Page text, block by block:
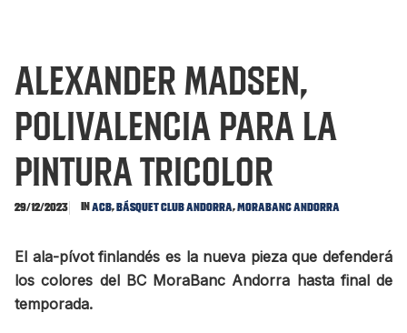
Alexander Madsen,
polivalencia para la
pintura tricolor
29/12/2023 InACB,Básquet Club Andorra,MoraBanc Andorra
El ala-pívot finlandés es la nueva pieza que defenderá
los colores del BC MoraBanc Andorra hasta final de
temporada.